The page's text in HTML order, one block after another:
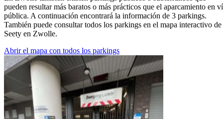
pueden resultar más baratos o más prácticos que el aparcamiento en
pública. A continuación encontrará la información de 3 parkings.
También puede consultar todos los parkings en el mapa interactivo de
Seety en Zwolle.
Abrir el mapa con todos los parkings